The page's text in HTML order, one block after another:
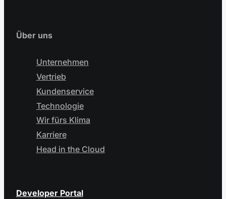
Über uns
Unternehmen
Vertrieb
Kundenservice
Technologie
Wir fürs Klima
Karriere
Head in the Cloud
Developer Portal